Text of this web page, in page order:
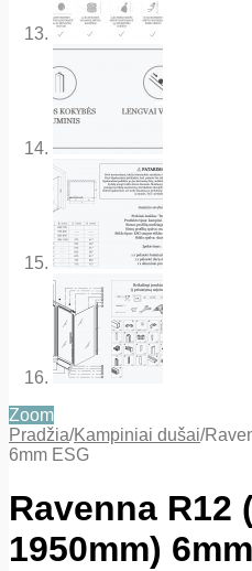
Zoom
Pradžia/Kampiniai dušai/
6mm ESG
Ravenna R12
1950mm)